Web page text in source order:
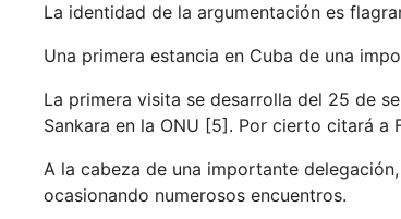
La identidad de la argumentación es
Una primera estancia en Cuba de una
La primera visita se desarrolla del 25 de
Sankara en la ONU [5]. Por cierto citará a
A la cabeza de una importante
ocasionando numerosos encuentros.